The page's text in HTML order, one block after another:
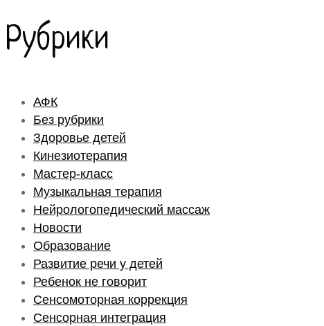
Рубрики
АФК
Без рубрики
Здоровье детей
Кинезиотерапия
Мастер-класс
Музыкальная терапия
Нейрологопедический массаж
Новости
Образование
Развитие речи у детей
Ребенок не говорит
Сенсомоторная коррекция
Сенсорная интеграция